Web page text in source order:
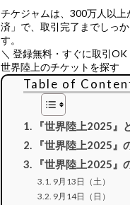
チケジャムは、 300万人以上
済」で、取引完了までしっ
す。
＼ 登録無料・すぐに取引OK
世界陸上のチケットを探す
Table of
『世界陸上2025』
『世界陸上2025』
『世界陸上2025』
9月13日（土）
9月14日（日）